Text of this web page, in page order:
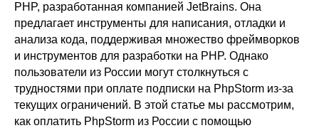
PHP, разработанная компанией JetBrains. Она
предлагает инструменты для написания, отладки и
анализа кода, поддерживая множество фреймворков
и инструментов для разработки на PHP. Однако
пользователи из России могут столкнуться с
трудностями при оплате подписки на PhpStorm из-за
текущих ограничений. В этой статье мы рассмотрим,
как оплатить PhpStorm из России с помощью